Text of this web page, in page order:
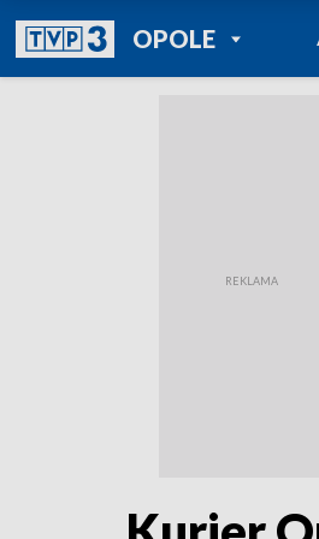
OPOLEPOWRÓT DO
TVP REGIONY